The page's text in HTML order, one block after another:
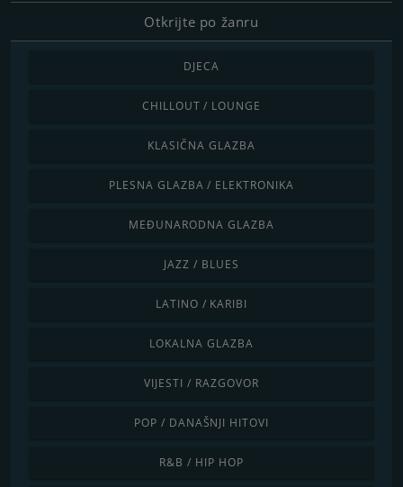
Otkrijte po žanru
DJECA
CHILLOUT / LOUNGE
KLASIČNA GLAZBA
PLESNA GLAZBA / ELEKTRONIKA
MEĐUNARODNA GLAZBA
JAZZ / BLUES
LATINO / KARIBI
LOKALNA GLAZBA
VIJESTI / RAZGOVOR
POP / DANAŠNJI HITOVI
R&B / HIP HOP